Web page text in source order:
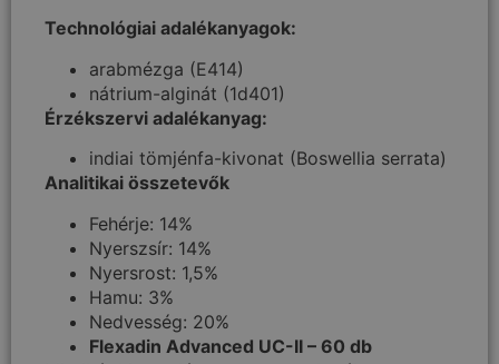
Technológiai adalékanyagok:
arabmézga (E414)
nátrium-alginát (1d401)
Érzékszervi adalékanyag:
indiai tömjénfa-kivonat (Boswellia serrata)
Analitikai összetevők
Fehérje: 14%
Nyerszsír: 14%
Nyersrost: 1,5%
Hamu: 3%
Nedvesség: 20%
Flexadin Advanced UC-II – 60 db